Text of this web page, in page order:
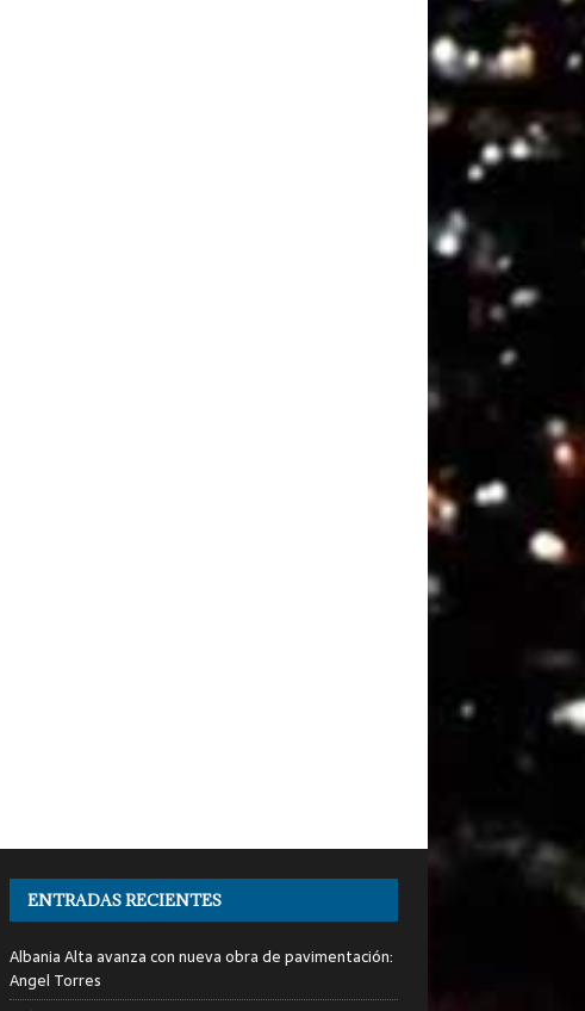
ENTRADAS RECIENTES
Albania Alta avanza con nueva obra de pavimentación:
Angel Torres